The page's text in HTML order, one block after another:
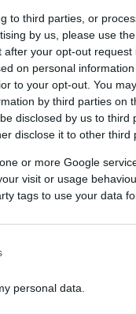
to third parties, or
by us, please use
your opt-out
on personal
to your opt-out. You
by third parties on
disclosed by us to third
disclose it to other third
or more Google
visit or usage
tags to use your data
personal data.